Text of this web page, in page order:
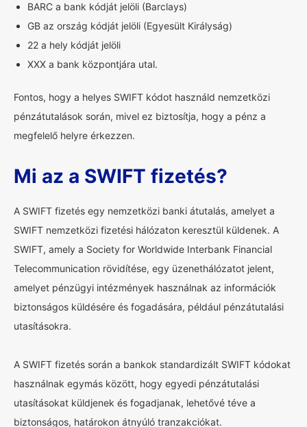
BARC a bank kódját jelöli (Barclays)
GB az ország kódját jelöli (Egyesült Királyság)
22 a hely kódját jelöli
XXX a bank központjára utal.
Fontos, hogy a helyes SWIFT kódot használd nemzetközi
pénzátutalások során, mivel ez biztosítja, hogy a pénz a
megfelelő helyre érkezzen.
Mi az a SWIFT fizetés?
A SWIFT fizetés egy nemzetközi banki átutalás, amelyet a
SWIFT nemzetközi fizetési hálózaton keresztül küldenek. A
SWIFT, amely a Society for Worldwide Interbank Financial
Telecommunication rövidítése, egy üzenethálózatot jelent,
amelyet pénzügyi intézmények használnak az információk
biztonságos küldésére és fogadására, például pénzátutalási
utasításokra.
A SWIFT fizetés során a bankok standardizált SWIFT kódokat
használnak egymás között, hogy egyedi pénzátutalási
utasításokat küldjenek és fogadjanak, lehetővé téve a
biztonságos, határokon átnyúló tranzakciókat.